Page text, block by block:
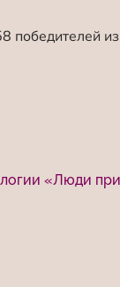
победителей из